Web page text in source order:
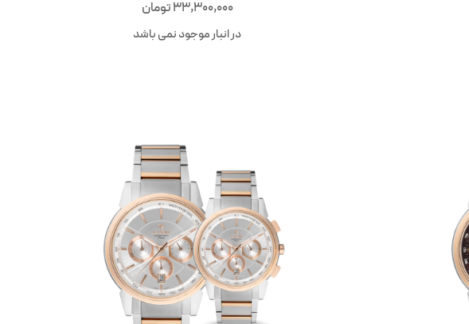
33,300,000تومان
در انبار موجود نمی باشد